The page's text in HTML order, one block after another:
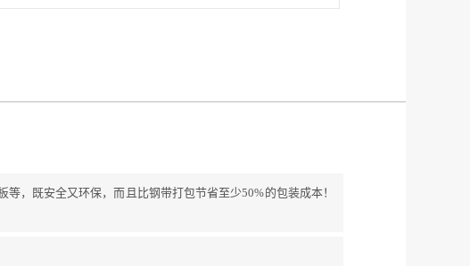
，既安全又环保，而且比钢带打包节省至少50%的包装成本！